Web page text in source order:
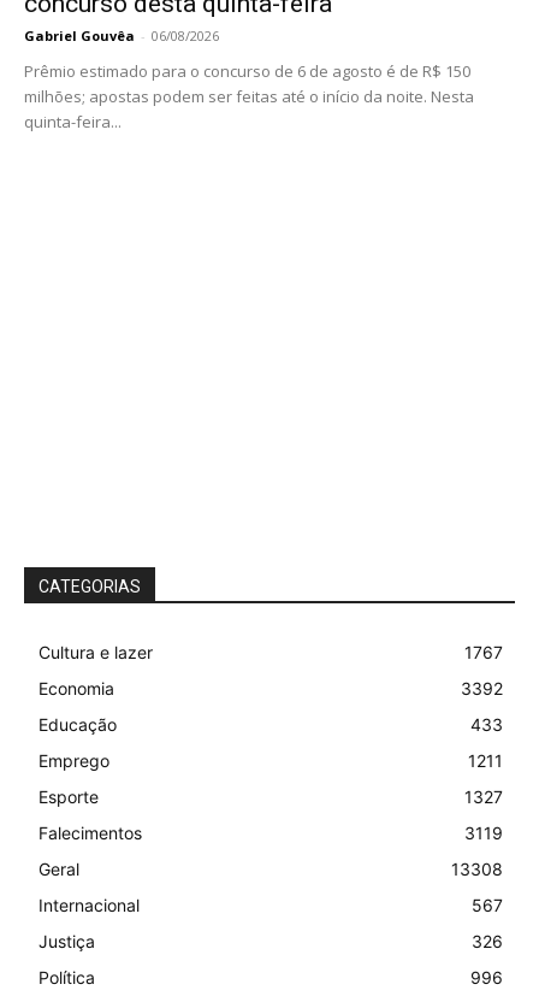
Gabriel Gouvêa - 06/08/2026
Prêmio estimado para o concurso de 6 de agosto é de R$ 150
milhões; apostas podem ser feitas até o início da noite. Nesta
quinta-feira...
CATEGORIAS
Cultura e lazer
1767
Economia
3392
Educação
433
Emprego
1211
Esporte
1327
Falecimentos
3119
Geral
13308
Internacional
567
Justiça
326
Política
996